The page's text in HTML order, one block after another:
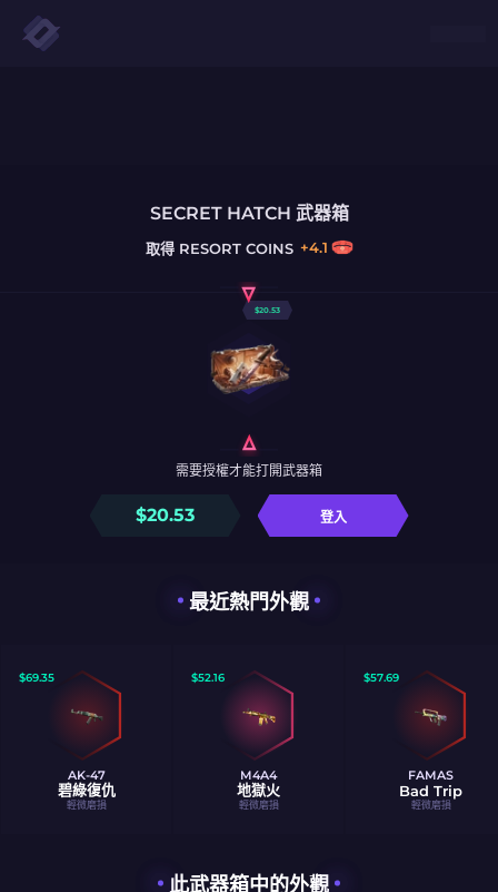
SECRET HATCH 武器箱
取得RESORT COINS +4.1
$20.53
$20.53 登入
需要授權才能打開武器箱
最近熱門外觀
$69.35
AK-47
碧綠復仇
輕微磨損
$52.16
M4A4
地獄火
輕微磨損
$57.69
FAMAS
Bad Trip
輕微磨損
此武器箱中的外觀